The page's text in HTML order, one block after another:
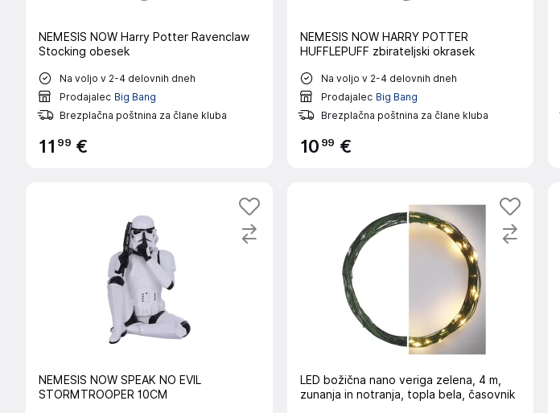
NEMESIS NOW Harry Potter Ravenclaw
Stocking obesek
Na voljo v 2-4 delovnih dneh
Prodajalec Big Bang
Brezplačna poštnina za člane kluba
11 99 €
NEMESIS NOW HARRY POTTER
HUFFLEPUFF zbirateljski okrasek
Na voljo v 2-4 delovnih dneh
Prodajalec Big Bang
Brezplačna poštnina za člane kluba
10 99 €
NEMESIS NOW SPEAK NO EVIL
STORMTROOPER 10CM
LED božična nano veriga zelena, 4 m,
zunanja in notranja, topla bela, časovnik